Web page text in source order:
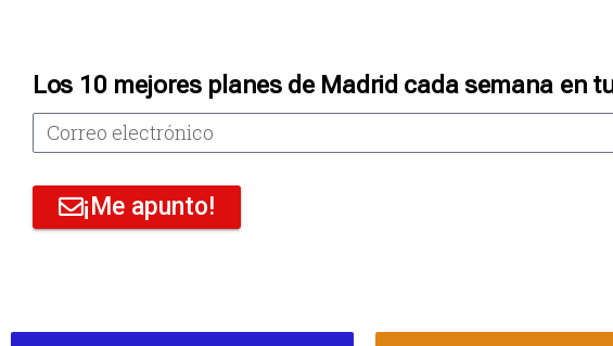
Los 10 mejores planes de Madrid cada semana en
¡Me apunto!